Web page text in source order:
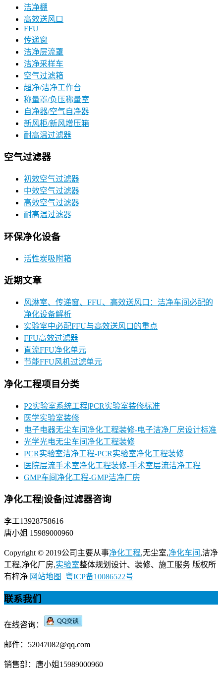
洁净棚
高效送风口
FFU
传递窗
洁净层流罩
洁净采样车
空气过滤箱
超净/洁净工作台
称量罩/负压称量室
自净器/空气自净器
新风柜/新风增压箱
耐高温过滤器
空气过滤器
初效空气过滤器
中效空气过滤器
高效空气过滤器
耐高温过滤器
环保净化设备
活性炭吸附箱
近期文章
风淋室、传递窗、FFU、高效送风口：洁净车间必配的
净化设备解析
实验室中必配FFU与高效送风口的重点
FFU高效过滤器
直流FFU净化单元
节能FFU风机过滤单元
净化工程项目分类
P2实验室系统工程|PCR实验室装修标准
医学实验室装修
电子电器无尘车间净化工程装修-电子洁净厂房设计标准
光学光电无尘车间净化工程装修
PCR实验室洁净工程-PCR实验室净化工程装修
医院层流手术室净化工程装修-手术室层流洁净工程
GMP车间净化工程-GMP洁净厂房
净化工程|设备|过滤器咨询
李工13928758616
唐小姐 15989000960
Copyright © 2019公司主要从事净化工程,无尘室,净化车间 ,洁净
工程,净化厂房,实验室整体规划设计、装修、施工服务 版权所
有梓净 网站地图 粤ICP备10086522号
联系我们
在线咨询：
邮件：52047082@qq.com
销售部：唐小姐15989000960